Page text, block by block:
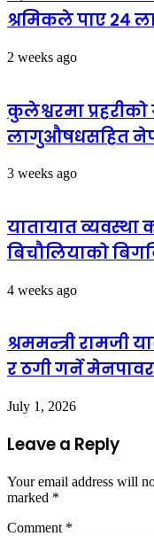
श्रमिकले पाए २४
2 weeks ago
कुलेश्वरमा प्रहरीको
लागुऔषधसहित
3 weeks ago
यातायात व्यवस्था
बिचौलियाको
4 weeks ago
श्रममन्त्री रामजी
र ठगी गर्ने
July 1, 2026
Leave a Reply
Your email address will
marked *
Comment *